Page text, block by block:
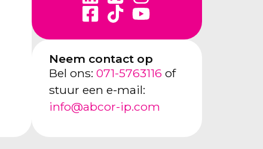
Neem contact op
Bel ons: 071-5763116 of
stuur een e-mail:
info@abcor-ip.com